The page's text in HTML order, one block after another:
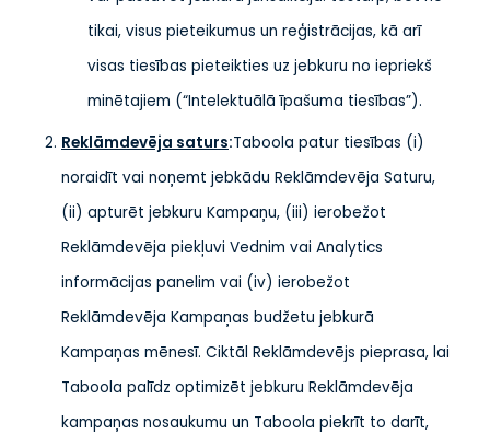
tikai, visus pieteikumus un reģistrācijas, kā arī
visas tiesības pieteikties uz jebkuru no iepriekš
minētajiem (“Intelektuālā īpašuma tiesības”).
Reklāmdevēja saturs:Taboola patur tiesības (i)
noraidīt vai noņemt jebkādu Reklāmdevēja Saturu,
(ii) apturēt jebkuru Kampaņu, (iii) ierobežot
Reklāmdevēja piekļuvi Vednim vai Analytics
informācijas panelim vai (iv) ierobežot
Reklāmdevēja Kampaņas budžetu jebkurā
Kampaņas mēnesī. Ciktāl Reklāmdevējs pieprasa, lai
Taboola palīdz optimizēt jebkuru Reklāmdevēja
kampaņas nosaukumu un Taboola piekrīt to darīt,